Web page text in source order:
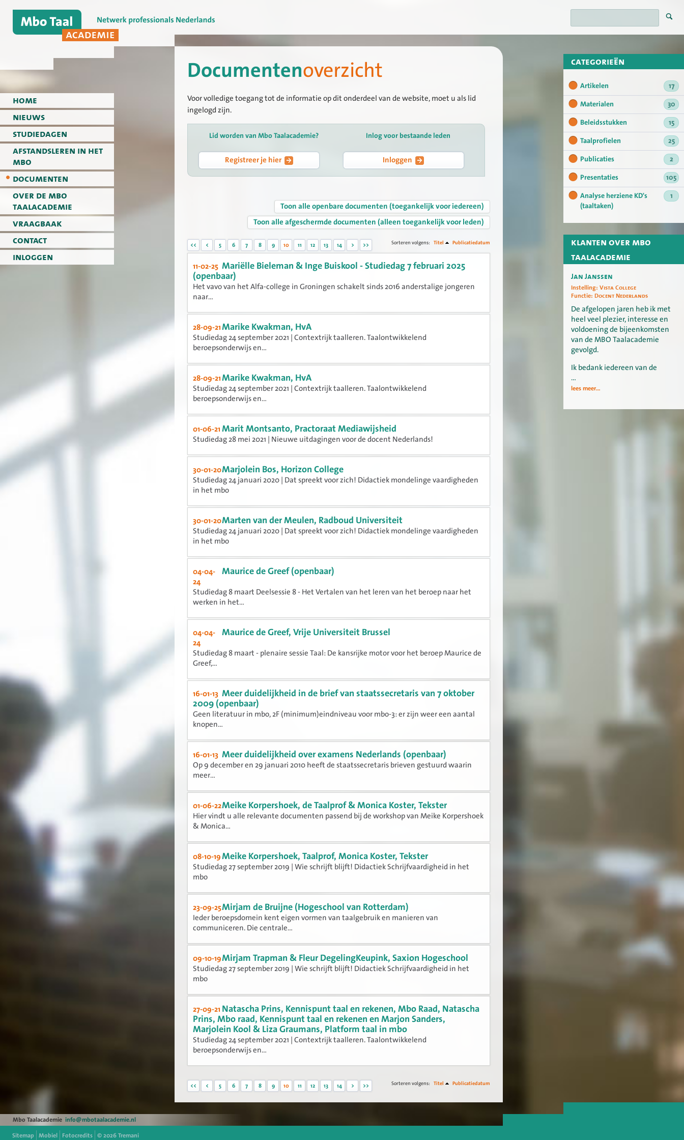
home
nieuws
studiedagen
afstandsleren in het
mbo
documenten
over de mbo
taalacademie
vraagbaak
contact
inloggen
categorieën
Artikelen
17
Materialen
30
Beleidsstukken
15
Taalprofielen
25
Publicaties
2
Presentaties
105
Analyse herziene KD's
(taaltaken)
1
klanten over mbo
taalacademie
Jan Janssen
Instelling: Vista College
Functie: Docent Nederlands
De afgelopen jaren heb ik met
heel veel plezier, interesse en
voldoening de bijeenkomsten
van de MBO Taalacademie
gevolgd.
Ik bedank iedereen van de
…
lees meer...
Documentenoverzicht
Voor volledige toegang tot de informatie op dit onderdeel van de website, moet u als lid
ingelogd zijn.
Lid worden van Mbo Taalacademie?
Registreer je hier
Inlog voor bestaande leden
Inloggen
Toon alle openbare documenten (toegankelijk voor iedereen)
Toon alle afgeschermde documenten (alleen toegankelijk voor leden)
<< < 5 6 7 8 9 10 11 12 13 14 > >> Sorteren volgens: Titel Publicatiedatum
11-02-25 Mariëlle Bieleman & Inge Buiskool - Studiedag 7 februari 2025
(openbaar)
Het vavo van het Alfa-college in Groningen schakelt sinds 2016 anderstalige jongeren
naar...
28-09-21Marike Kwakman, HvA
Studiedag 24 september 2021 | Contextrijk taalleren. Taalontwikkelend
beroepsonderwijs en...
28-09-21Marike Kwakman, HvA
Studiedag 24 september 2021 | Contextrijk taalleren. Taalontwikkelend
beroepsonderwijs en...
01-06-21 Marit Montsanto, Practoraat Mediawijsheid
Studiedag 28 mei 2021 | Nieuwe uitdagingen voor de docent Nederlands!
30-01-20Marjolein Bos, Horizon College
Studiedag 24 januari 2020 | Dat spreekt voor zich! Didactiek mondelinge vaardigheden
in het mbo
30-01-20Marten van der Meulen, Radboud Universiteit
Studiedag 24 januari 2020 | Dat spreekt voor zich! Didactiek mondelinge vaardigheden
in het mbo
04-04-
24
Maurice de Greef (openbaar)
Studiedag 8 maart Deelsessie 8 - Het Vertalen van het leren van het beroep naar het
werken in het...
04-04-
24
Maurice de Greef, Vrije Universiteit Brussel
Studiedag 8 maart - plenaire sessie Taal: De kansrijke motor voor het beroep Maurice de
Greef,...
16-01-13 Meer duidelijkheid in de brief van staatssecretaris van 7 oktober
2009 (openbaar)
Geen literatuur in mbo, 2F (minimum)eindniveau voor mbo-3: er zijn weer een aantal
knopen...
16-01-13 Meer duidelijkheid over examens Nederlands (openbaar)
Op 9 december en 29 januari 2010 heeft de staatssecretaris brieven gestuurd waarin
meer...
01-06-22Meike Korpershoek, de Taalprof & Monica Koster, Tekster
Hier vindt u alle relevante documenten passend bij de workshop van Meike Korpershoek
& Monica...
08-10-19Meike Korpershoek, Taalprof, Monica Koster, Tekster
Studiedag 27 september 2019 | Wie schrijft blijft! Didactiek Schrijfvaardigheid in het
mbo
23-09-25Mirjam de Bruijne (Hogeschool van Rotterdam)
Ieder beroepsdomein kent eigen vormen van taalgebruik en manieren van
communiceren. Die centrale...
09-10-19Mirjam Trapman & Fleur DegelingKeupink, Saxion Hogeschool
Studiedag 27 september 2019 | Wie schrijft blijft! Didactiek Schrijfvaardigheid in het
mbo
27-09-21 Natascha Prins, Kennispunt taal en rekenen, Mbo Raad, Natascha
Prins, Mbo raad, Kennispunt taal en rekenen en Marjon Sanders,
Marjolein Kool & Liza Graumans, Platform taal in mbo
Studiedag 24 september 2021 | Contextrijk taalleren. Taalontwikkelend
beroepsonderwijs en...
<< < 5 6 7 8 9 10 11 12 13 14 > >> Sorteren volgens: Titel Publicatiedatum
Mbo Taalacademie info@mbotaalacademie.nl
Sitemap Mobiel Fotocredits © 2026Tremani